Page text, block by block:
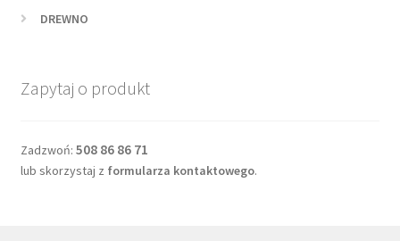
DREWNO
Zapytaj o produkt
Zadzwoń: 508 86 86 71
lub skorzystaj z formularza kontaktowego.